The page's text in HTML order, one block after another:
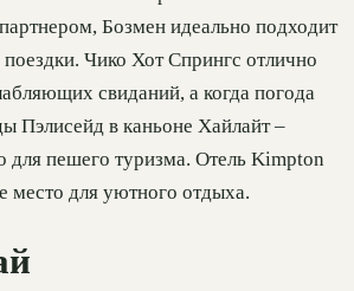
Бозмен идеально подходит
Чико Хот Спрингс отлично
свиданий, а когда погода
Пэлисейд в каньоне Хайлайт –
для пешего туризма. Отель Kimpton
место для уютного отдыха.